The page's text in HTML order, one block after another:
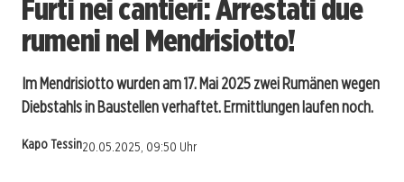
Furti nei cantieri: Arrestati due
rumeni nel Mendrisiotto!
Im Mendrisiotto wurden am 17. Mai 2025 zwei Rumänen wegen
Diebstahls in Baustellen verhaftet. Ermittlungen laufen noch.
Kapo Tessin20.05.2025, 09:50 Uhr